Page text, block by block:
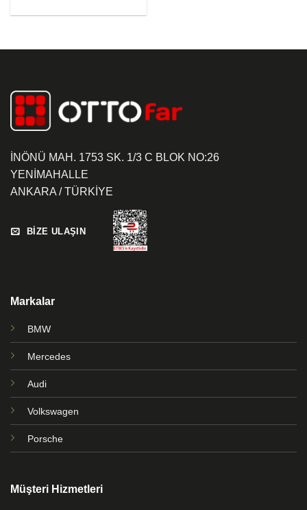
İNÖNÜ MAH. 1753 SK. 1/3 C BLOK NO:26
YENİMAHALLE
ANKARA / TÜRKİYE
BİZE ULAŞIN
Markalar
BMW
Mercedes
Audi
Volkswagen
Porsche
Müşteri Hizmetleri